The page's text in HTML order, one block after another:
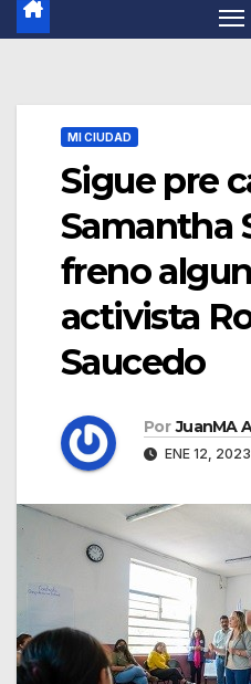
MI CIUDAD
Sigue pre
Samantha
freno
activista
Saucedo
Por JuanMA
ENE 12, 2023